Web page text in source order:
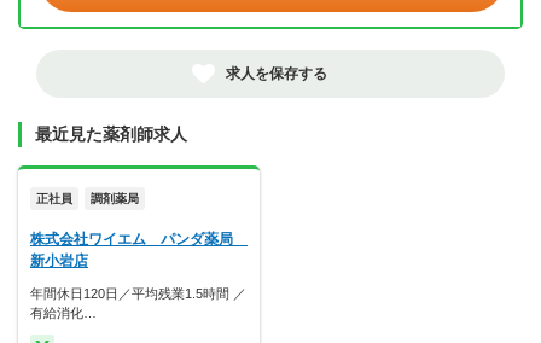
求人を保存する
最近見た薬剤師求人
正社員 調剤薬局
株式会社ワイエム パンダ薬局
新小岩店
年間休日120日／平均残業1.5時間 ／
有給消化…